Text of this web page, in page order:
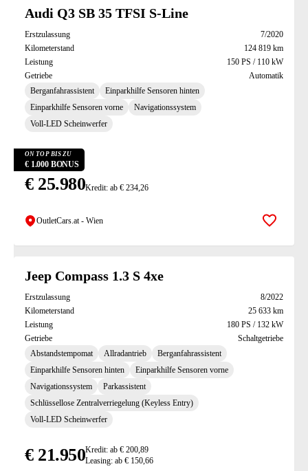
Audi Q3 SB 35 TFSI S-Line
Erstzulassung
7/2020
Kilometerstand
124 819 km
Leistung
150 PS / 110 kW
Getriebe
Automatik
Berganfahrassistent
Einparkhilfe Sensoren hinten
Einparkhilfe Sensoren vorne
Navigationssystem
Voll-LED Scheinwerfer
ON TOP BIS ZU
€ 1.000 BONUS
€ 25.980Kredit: ab € 234,26
OutletCars.at - Wien Zur
Jeep Compass 1.3 S 4xe
Erstzulassung
8/2022
Kilometerstand
25 633 km
Leistung
180 PS / 132 kW
Getriebe
Schaltgetriebe
Abstandstempomat
Allradantrieb
Berganfahrassistent
Einparkhilfe Sensoren hinten
Einparkhilfe Sensoren vorne
Navigationssystem
Parkassistent
Schlüssellose Zentralverriegelung (Keyless Entry)
Voll-LED Scheinwerfer
€ 21.950Kredit: ab € 200,89
Leasing: ab € 150,66